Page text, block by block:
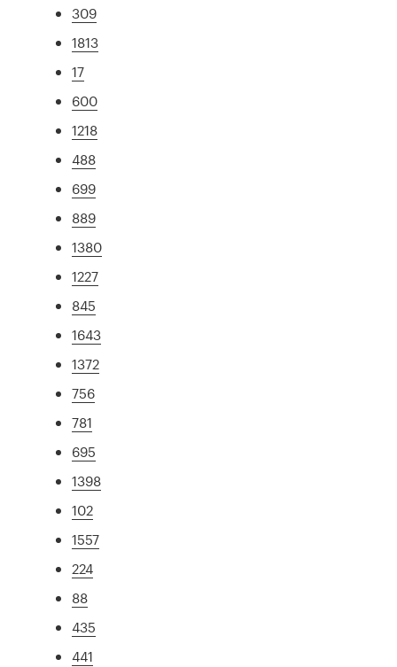
309
1813
17
600
1218
488
699
889
1380
1227
845
1643
1372
756
781
695
1398
102
1557
224
88
435
441